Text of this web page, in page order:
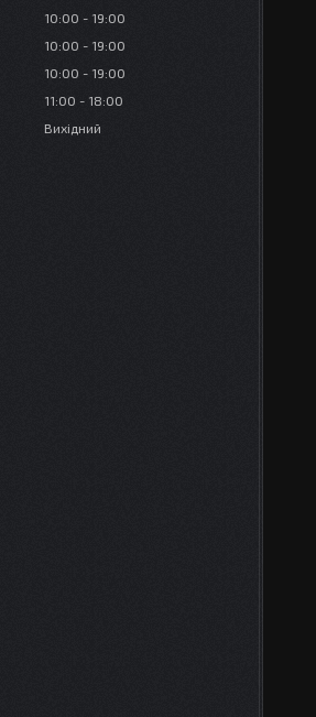
10:00
19:00
10:00
19:00
10:00
19:00
11:00
18:00
Вихідний